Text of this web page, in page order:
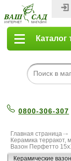
Каталог
0800-306-307
Главная страница
Керамика терракот,
Вазон Перфетто
Керамические